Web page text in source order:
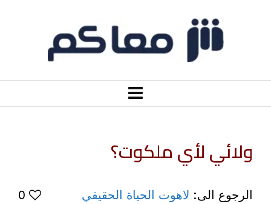
ولائي لأي ملكوت؟
الرجوع الى: لاهوت الحياة الحقيقي 0